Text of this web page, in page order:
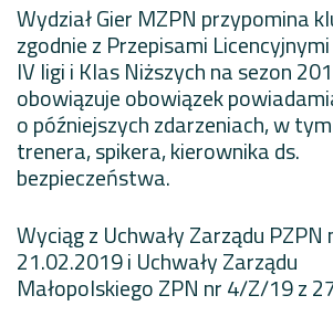
Wydział Gier MZPN przypomina
zgodnie z Przepisami
IV ligi i Klas Niższych na sezon
obowiązuje obowiązek
o późniejszych zdarzeniach, w
trenera, spikera, kierownika ds.
bezpieczeństwa.
Wyciąg z Uchwały Zarządu PZPN
21.02.2019 i Uchwały Zarządu
Małopolskiego ZPN nr 4/Z/19 z